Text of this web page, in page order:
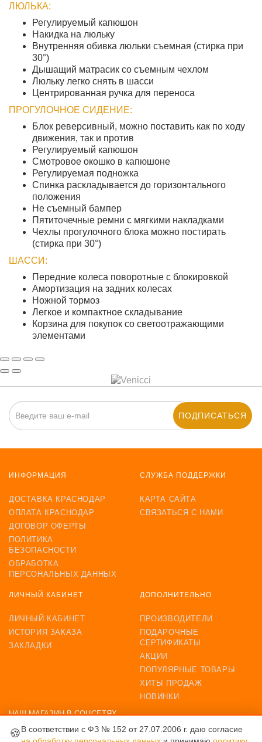
ЛЮЛЬКА:
Регулируемый капюшон
Накидка на люльку
Внутренняя обивка люльки съемная (стирка при
30°)
Дышащий матрасик со съемным чехлом
Люльку легко снять в шасси
Центрированная ручка для переноса
ПРОГУЛОЧНОЕ СИДЕНИЕ:
Блок реверсивный, можно поставить как по ходу
движения, так и против
Регулируемый капюшон
Смотровое окошко в капюшоне
Регулируемая подножка
Спинка раскладывается до горизонтального
положения
Не съемный бампер
Пятиточечные ремни с мягкими накладками
Чехлы прогулочного блока можно постирать
(стирка при 30°)
ШАССИ:
Передние колеса поворотные с блокировкой
Амортизация на задних колесах
Ножной тормоз
Легкое и компактное складывание
Корзина для покупок со светоотражающими
элементами
🍪 В соответствии с ФЗ № 152 от 27.07.2006 г. даю согласие
ПОДПИСАТЬСЯ
ИНФОРМАЦИЯ
ДОСТАВКА КРАСНОДАР
ОПЛАТА КРАСНОДАР
ДОГОВОР ОФЕРТЫ
ПОЛИТИКА
БЕЗОПАСНОСТИ
ОБРАБОТКА
ПЕРСОНАЛЬНЫХ ДАННЫХ
СЛУЖБА ПОДДЕРЖКИ
КАРТА САЙТА
СВЯЗАТЬСЯ С НАМИ
ЛИЧНЫЙ КАБИНЕТ
ЛИЧНЫЙ КАБИНЕТ
ИСТОРИЯ ЗАКАЗА
ЗАКЛАДКИ
ДОПОЛНИТЕЛЬНО
ПРОИЗВОДИТЕЛИ
ПОДАРОЧНЫЕ
СЕРТИФИКАТЫ
АКЦИИ
ПОПУЛЯРНЫЕ ТОВАРЫ
ХИТЫ ПРОДАЖ
НОВИНКИ
НАШ МАГАЗИН В СОЦСЕТЯХ